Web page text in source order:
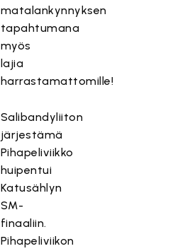
matalankynnyksen
tapahtumana
myös
lajia
harrastamattomille!
Salibandyliiton
järjestämä
Pihapeliviikko
huipentui
Katusählyn
SM-
finaaliin.
Pihapeliviikon